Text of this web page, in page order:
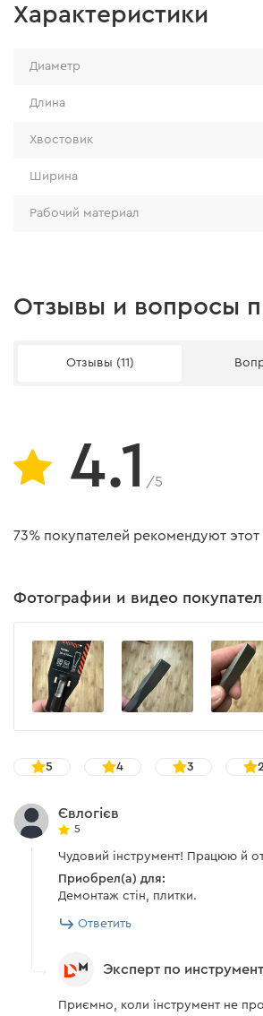
Характеристики
Диаметр
Длина
Хвостовик
Ширина
Рабочий материал
Отзывы и вопросы
Отзывы (11)
4.1 /5
73% покупателей рекомендуют этот
Фотографии и видео
5 4 3 2
Євлогієв
5
Чудовий інструмент! Працюю й
Приобрел(а) для:
Демонтаж стін, плитки.
Ответить
Эксперт по
Приємно, коли інструмент не